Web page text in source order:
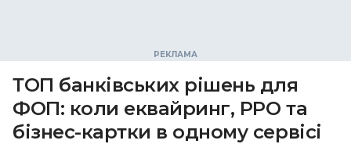
ТОП банківських рішень для
ФОП: коли еквайринг, РРО та
бізнес-картки в одному сервісі